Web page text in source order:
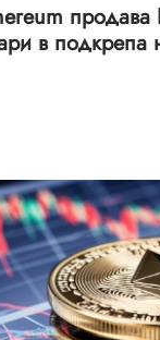
продава
в подкрепа